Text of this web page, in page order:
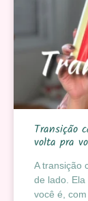
Transição
volta pra
A transição
de lado.
você é,